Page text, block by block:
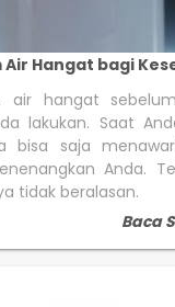
Hangat bagi
air hangat
lakukan. Saat
bisa saja
Anda.
tidak beralasan.
Baca